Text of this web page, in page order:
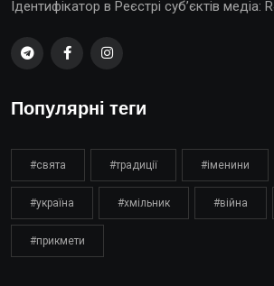
Ідентифікатор в Реєстрі суб’єктів медіа:
Популярні теги
#свята #традиції #іменини
#україна #хмільник #війна
#прикмети